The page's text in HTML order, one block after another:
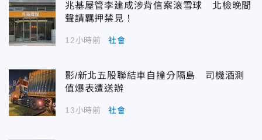
兆基屋管李建成涉背信案滾雪球 北檢晚間
聲請羈押禁見！
12小時前 社會
影/新北五股聯結車自撞分隔島 司機酒測
值爆表遭送辦
13小時前 社會